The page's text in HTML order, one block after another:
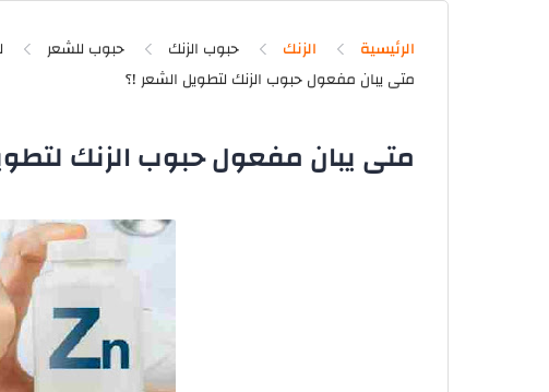
الرئيسية الزنك حبوب الزنك حبوب للشعر
متى يبان مفعول حبوب الزنك